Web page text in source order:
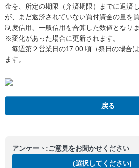
金を、所定の期限（弁済期限）までに返済
が、まだ返済されていない買付資金の量を
制度信用、一般信用を合算した数値となりま
※変化があった場合に更新されます。
毎週第２営業日の17:00 頃（祭日の場合
ます。
戻る
アンケート:ご意見をお聞かせください
(選択してください)